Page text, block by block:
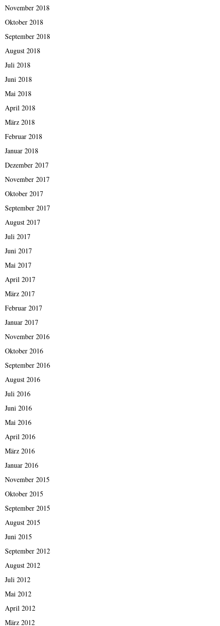
November 2018
Oktober 2018
September 2018
August 2018
Juli 2018
Juni 2018
Mai 2018
April 2018
März 2018
Februar 2018
Januar 2018
Dezember 2017
November 2017
Oktober 2017
September 2017
August 2017
Juli 2017
Juni 2017
Mai 2017
April 2017
März 2017
Februar 2017
Januar 2017
November 2016
Oktober 2016
September 2016
August 2016
Juli 2016
Juni 2016
Mai 2016
April 2016
März 2016
Januar 2016
November 2015
Oktober 2015
September 2015
August 2015
Juni 2015
September 2012
August 2012
Juli 2012
Mai 2012
April 2012
März 2012